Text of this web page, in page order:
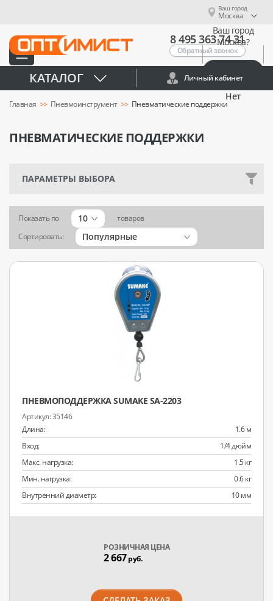
Ваш город
Москва
Ваш город
Москва?
Нет
8 495 363 74 31
Обратный звонок
КАТАЛОГ Личный кабинет
Главная Пневмоинструмент Пневматические поддержки
ПНЕВМАТИЧЕСКИЕ ПОДДЕРЖКИ
ПАРАМЕТРЫ ВЫБОРА
Показать по 10
товаров
Сортировать:
Популярные
ПНЕВМОПОДДЕРЖКА SUMAKE SA-2203
35146
Длина:
1.6 м
Вход:
1/4 дюйм
Макс. нагрузка:
1.5 кг
Мин. нагрузка:
0.6 кг
Внутренний диаметр:
10 мм
РОЗНИЧНАЯ ЦЕНА
2 667руб.